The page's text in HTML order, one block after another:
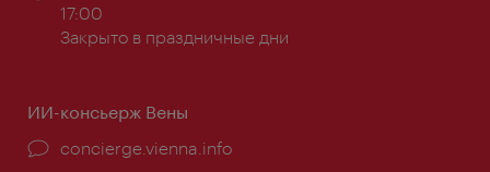
работы:
17:00
Закрыто в праздничные дни
ИИ-консьерж Вены
concierge.vienna.info